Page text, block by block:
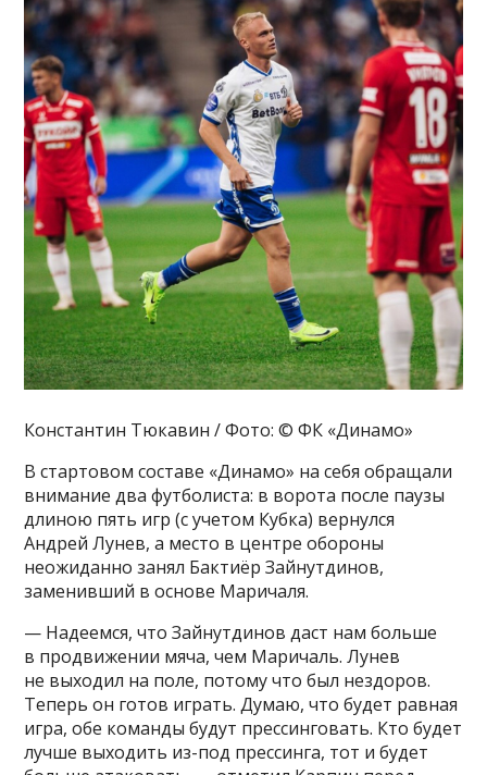
Константин Тюкавин / Фото: © ФК «Динамо»
В стартовом составе «Динамо» на себя обращали
внимание два футболиста: в ворота после паузы
длиною пять игр (с учетом Кубка) вернулся
Андрей Лунев, а место в центре обороны
неожиданно занял Бактиёр Зайнутдинов,
заменивший в основе Маричаля.
— Надеемся, что Зайнутдинов даст нам больше
в продвижении мяча, чем Маричаль. Лунев
не выходил на поле, потому что был нездоров.
Теперь он готов играть. Думаю, что будет равная
игра, обе команды будут прессинговать. Кто будет
лучше выходить из-под прессинга, тот и будет